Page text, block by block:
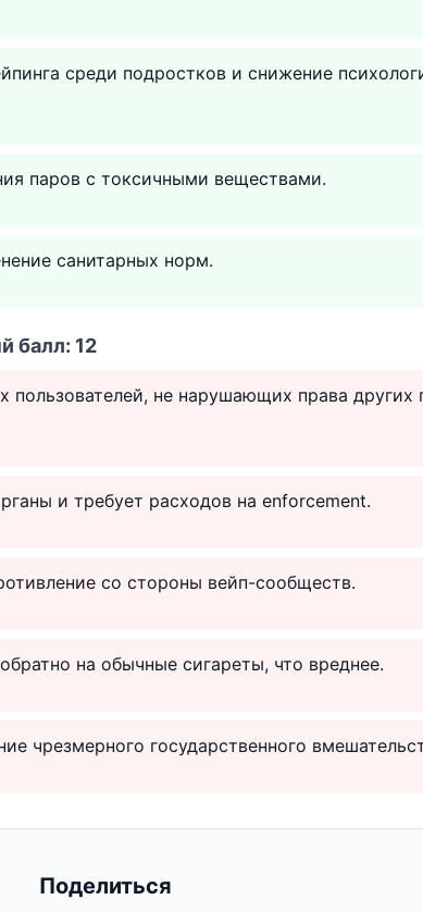
среди подростков и снижение
паров с токсичными веществами.
санитарных норм.
балл: 12
пользователей, не нарушающих права других
и требует расходов на enforcement.
со стороны вейп-сообществ.
на обычные сигареты, что вреднее.
чрезмерного государственного
Поделиться